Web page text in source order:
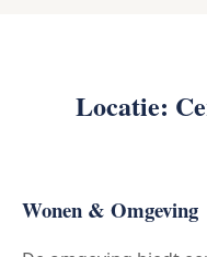
Locatie:
Wonen & Omgeving